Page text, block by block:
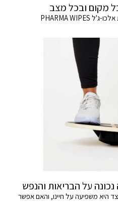
מקום ובכל מצב
על הבריאות והנפש
היא משפיעה על חיינו, והאם אפשר